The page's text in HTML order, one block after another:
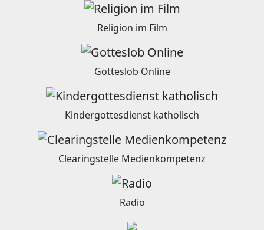
Religion im Film
Gotteslob Online
Kindergottesdienst katholisch
Clearingstelle Medienkompetenz
Radio